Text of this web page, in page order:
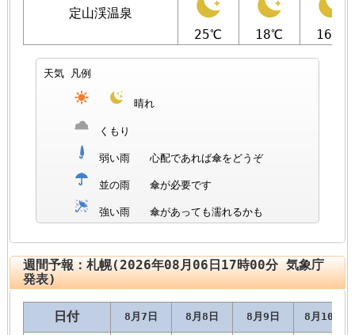
定山渓温泉
25℃
18℃ 16℃
天気 凡例
晴れ
くもり
弱い雨 心配であれば傘をどうぞ
並の雨 傘が必要です
強い雨 傘があっても濡れるかも
週間予報：札幌(2026年08月06日17時00分 気象庁
発表)
日付 8月7日 8月8日 8月9日 8月10日